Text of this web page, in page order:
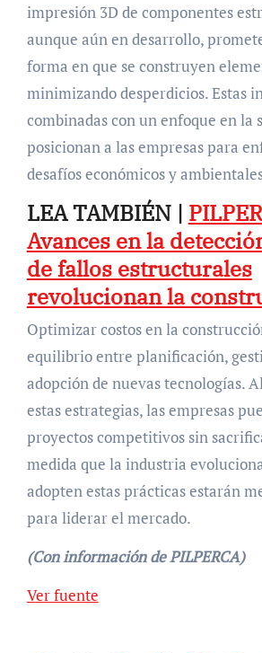
impresión 3D de componentes
aunque aún en desarrollo,
forma en que se construyen
minimizando desperdicios. Estas
combinadas con un enfoque en la
posicionan a las empresas para
desafíos económicos y
LEA TAMBIÉN |
Avances en la
de fallos estructurales
revolucionan la
Optimizar costos en la
equilibrio entre planificación,
adopción de nuevas tecnologías.
estas estrategias, las empresas
proyectos competitivos sin
medida que la industria
adopten estas prácticas estarán
para liderar el mercado.
(Con información de PILPERCA)
Navegación
Ver fuente